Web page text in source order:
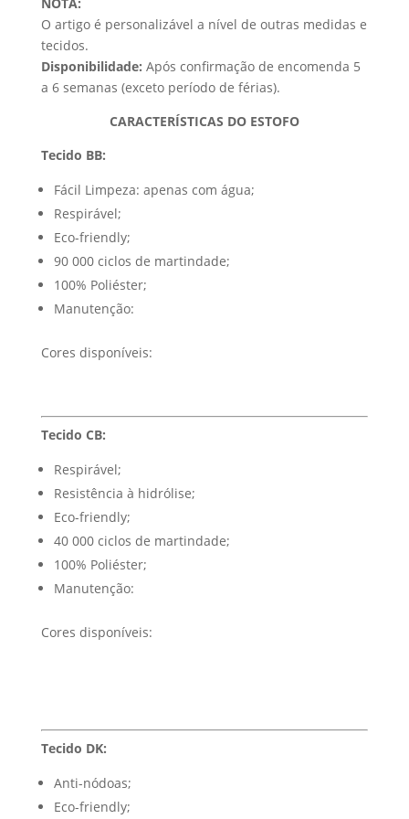
O artigo é personalizável a nível de outras medidas e
tecidos.
Disponibilidade: Após confirmação de encomenda 5
a 6 semanas (exceto período de férias).
CARACTERÍSTICAS DO ESTOFO
Tecido BB:
Fácil Limpeza: apenas com água;
Respirável;
Eco-friendly;
90 000 ciclos de martindade;
100% Poliéster;
Manutenção:
Cores disponíveis:
Tecido CB:
Respirável;
Resistência à hidrólise;
Eco-friendly;
40 000 ciclos de martindade;
100% Poliéster;
Manutenção:
Cores disponíveis:
Tecido DK:
Anti-nódoas;
Eco-friendly;